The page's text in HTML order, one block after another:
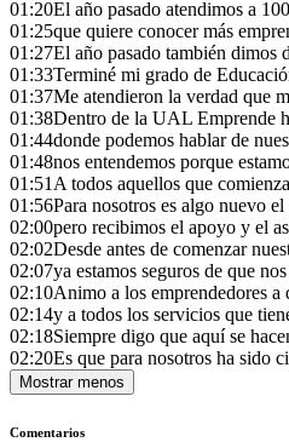
01:20El año pasado atendimos a
01:25que quiere conocer más
01:27El año pasado también dimos
01:33Terminé mi grado de
01:37Me atendieron la verdad que
01:38Dentro de la UAL Emprende
01:44donde podemos hablar de
01:48nos entendemos porque
01:51A todos aquellos que
01:56Para nosotros es algo nuevo
02:00pero recibimos el apoyo y el
02:02Desde antes de comenzar
02:07ya estamos seguros de que
02:10Animo a los emprendedores
02:14y a todos los servicios que
02:18Siempre digo que aquí se
02:20Es que para nosotros ha sido
Mostrar menos
Comentarios